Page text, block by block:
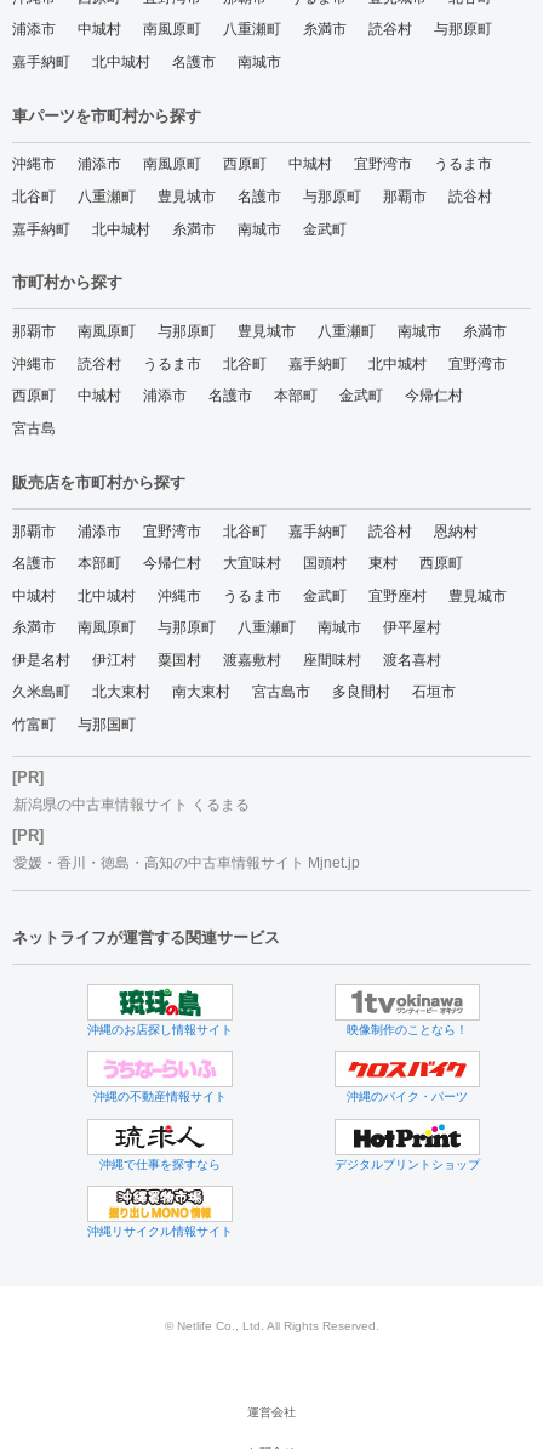
浦添市
中城村 南風原町 八重瀬町 糸満市 読谷村
与那原町
嘉手納町
北中城村 名護市 南城市
車パーツを市町村から探す
沖縄市 浦添市 南風原町 西原町 中城村 宜野湾市
うるま市
北谷町
八重瀬町 豊見城市 名護市 与那原町 那覇市
読谷村
嘉手納町
北中城村 糸満市 南城市 金武町
市町村から探す
那覇市 南風原町 与那原町 豊見城市 八重瀬町 南城市
糸満市
沖縄市
読谷村 うるま市 北谷町 嘉手納町 北中城村
宜野湾市
西原町
中城村 浦添市 名護市 本部町 金武町
今帰仁村
宮古島
販売店を市町村から探す
那覇市 浦添市 宜野湾市 北谷町 嘉手納町 読谷村
恩納村
名護市
本部町 今帰仁村 大宜味村 国頭村 東村
西原町
中城村
北中城村 沖縄市 うるま市 金武町 宜野座村
豊見城市
糸満市
南風原町 与那原町 八重瀬町 南城市
伊平屋村
伊是名村
伊江村 粟国村 渡嘉敷村 座間味村
渡名喜村
久米島町
北大東村 南大東村 宮古島市 多良間村
石垣市
竹富町
与那国町
[PR]
新潟県の中古車情報サイト くるまる
[PR]
愛媛・香川・徳島・高知の中古車情報サイト Mjnet.jp
ネットライフが運営する関連サービス
沖縄のお店探し情報サイト 映像制作のことなら！
沖縄の不動産情報サイト 沖縄のバイク・パーツ
沖縄で仕事を探すなら デジタルプリントショップ
沖縄リサイクル情報サイト
© Netlife Co., Ltd. All Rights Reserved.
運営会社